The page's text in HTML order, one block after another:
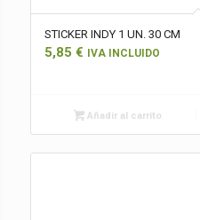
STICKER INDY 1 UN. 30 CM
5,85 € IVA INCLUIDO
Añadir al carrito